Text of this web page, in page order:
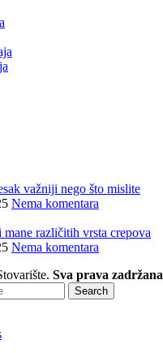
važniji nego što mislite
Nema komentara
mane različitih vrsta crepova
Nema komentara
Sva prava zadržana
Search